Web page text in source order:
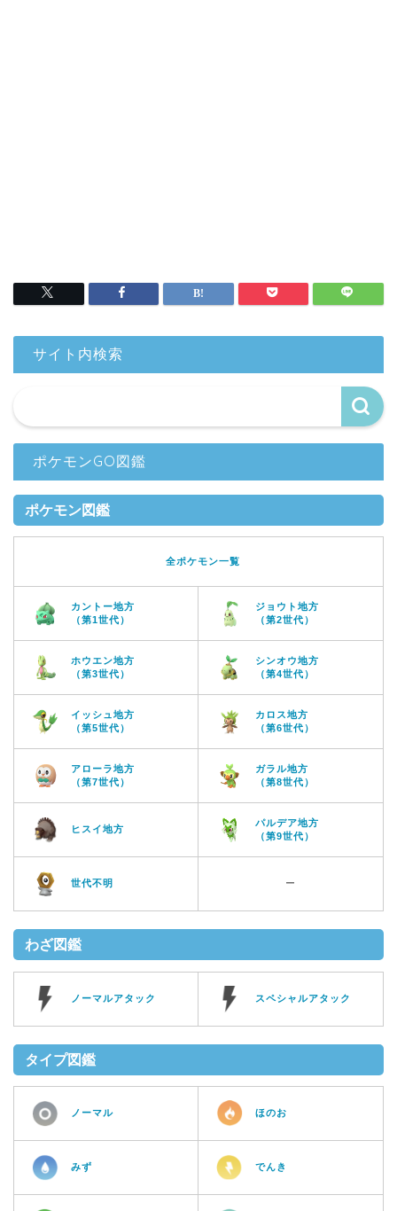
サイト内検索
ポケモンGO図鑑
ポケモン図鑑
全ポケモン一覧
カントー地方
（第1世代）
ジョウト地方
（第2世代）
ホウエン地方
（第3世代）
シンオウ地方
（第4世代）
イッシュ地方
（第5世代）
カロス地方
（第6世代）
アローラ地方
（第7世代）
ガラル地方
（第8世代）
ヒスイ地方
パルデア地方
（第9世代）
世代不明 ー
わざ図鑑
ノーマルアタック スペシャルアタック
タイプ図鑑
ノーマル ほのお
みず でんき